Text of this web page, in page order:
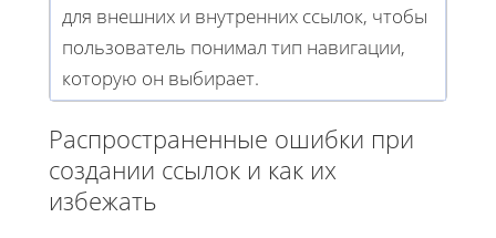
для внешних и внутренних ссылок, чтобы
пользователь понимал тип навигации,
которую он выбирает.
Распространенные ошибки при
создании ссылок и как их
избежать